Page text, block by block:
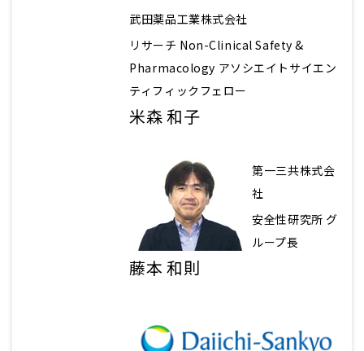
武田薬品工業株式会社
リサーチ Non-Clinical Safety &
Pharmacology アソシエイトサイエン
ティフィックフェロー
米森 和子
第一三共株式会
社
安全性研究所 グ
ループ長
藤本 和則